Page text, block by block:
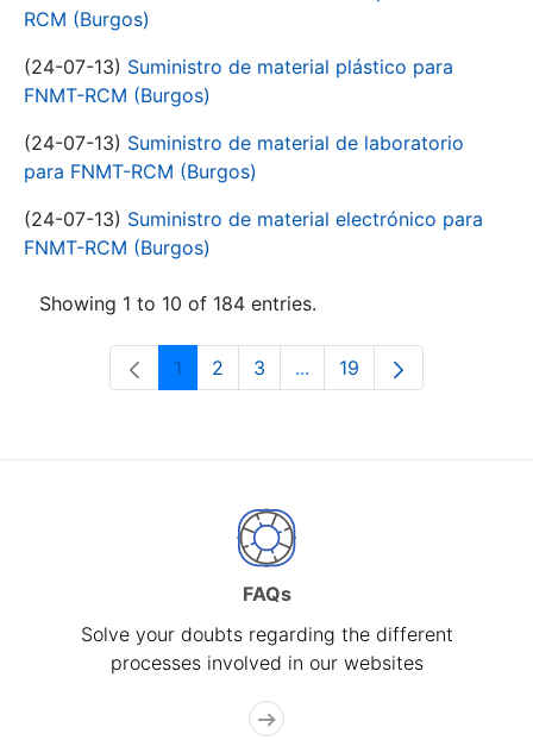
RCM (Burgos)
(24-07-13) Suministro de material plástico para
FNMT-RCM (Burgos)
(24-07-13) Suministro de material de laboratorio
para FNMT-RCM (Burgos)
(24-07-13) Suministro de material electrónico para
FNMT-RCM (Burgos)
Showing 1 to 10 of 184 entries.
Page
1 Page
2 Page
3 ...Intermediate Pages Use
Page
19
FAQs
Solve your doubts regarding the different
processes involved in our websites